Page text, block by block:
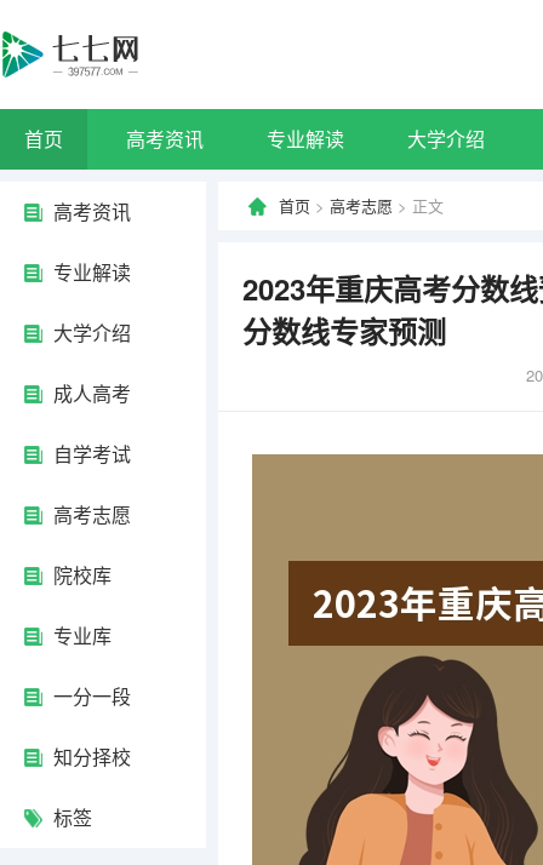
首页 高考资讯 专业解读 大学介绍
高考资讯
专业解读
大学介绍
成人高考
自学考试
高考志愿
院校库
专业库
一分一段
知分择校
标签
首页 > 高考志愿 > 正文
2023年重庆高考分数
分数线专家预测